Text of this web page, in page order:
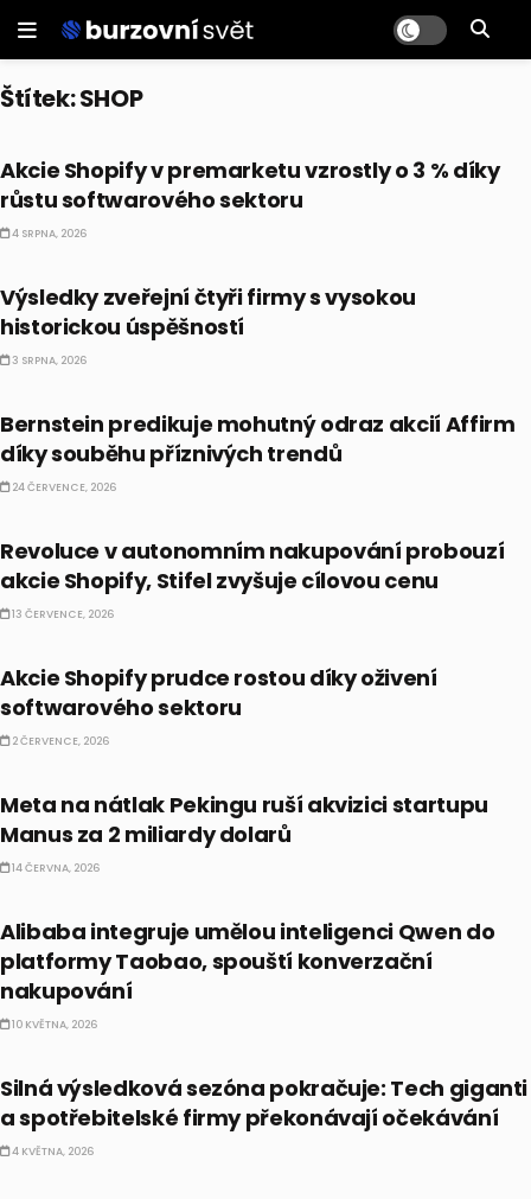
Štítek:SHOP
Akcie Shopify v premarketu vzrostly o 3 % díky
růstu softwarového sektoru
4 SRPNA, 2026
Výsledky zveřejní čtyři firmy s vysokou
historickou úspěšností
3 SRPNA, 2026
Bernstein predikuje mohutný odraz akcií Affirm
díky souběhu příznivých trendů
24 ČERVENCE, 2026
Revoluce v autonomním nakupování probouzí
akcie Shopify, Stifel zvyšuje cílovou cenu
13 ČERVENCE, 2026
Akcie Shopify prudce rostou díky oživení
softwarového sektoru
2 ČERVENCE, 2026
Meta na nátlak Pekingu ruší akvizici startupu
Manus za 2 miliardy dolarů
14 ČERVNA, 2026
Alibaba integruje umělou inteligenci Qwen do
platformy Taobao, spouští konverzační
nakupování
10 KVĚTNA, 2026
Silná výsledková sezóna pokračuje: Tech giganti
a spotřebitelské firmy překonávají očekávání
4 KVĚTNA, 2026